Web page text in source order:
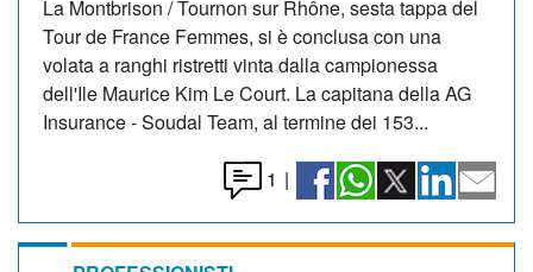
La Montbrison / Tournon sur Rhône, sesta tappa del
Tour de France Femmes, si è conclusa con una
volata a ranghi ristretti vinta dalla campionessa
dell'Ile Maurice Kim Le Court. La capitana della AG
Insurance - Soudal Team, al termine dei 153...
1 |